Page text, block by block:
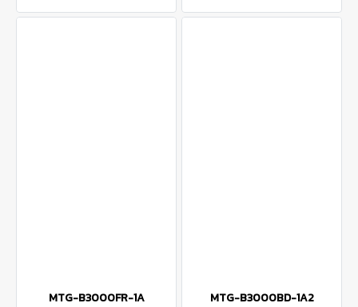
MTG-B3000FR-1A MTG-B3000BD-1A2